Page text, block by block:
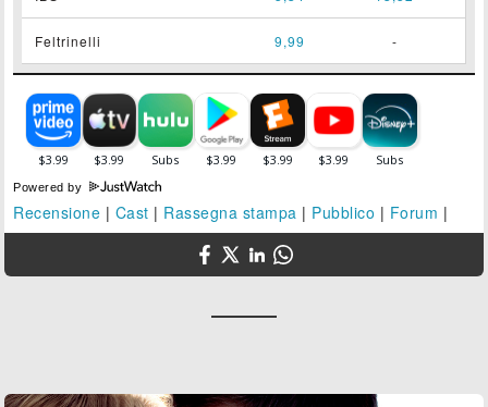
Feltrinelli 9,99 -
Powered by
Recensione | Cast | Rassegna stampa | Pubblico | Forum |